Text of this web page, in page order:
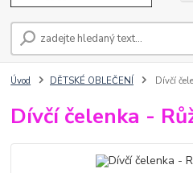
Úvod DĚTSKÉ OBLEČENÍ Dívčí
Dívčí čelenka -